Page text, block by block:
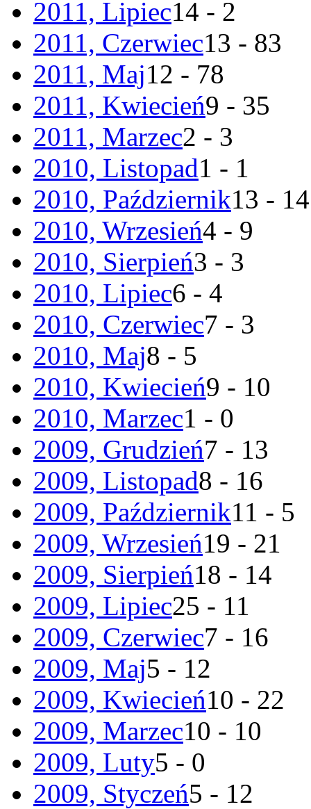
2011, Lipiec14 - 2
2011, Czerwiec13 - 83
2011, Maj12 - 78
2011, Kwiecień9 - 35
2011, Marzec2 - 3
2010, Listopad1 - 1
2010, Październik13 - 14
2010, Wrzesień4 - 9
2010, Sierpień3 - 3
2010, Lipiec6 - 4
2010, Czerwiec7 - 3
2010, Maj8 - 5
2010, Kwiecień9 - 10
2010, Marzec1 - 0
2009, Grudzień7 - 13
2009, Listopad8 - 16
2009, Październik11 - 5
2009, Wrzesień19 - 21
2009, Sierpień18 - 14
2009, Lipiec25 - 11
2009, Czerwiec7 - 16
2009, Maj5 - 12
2009, Kwiecień10 - 22
2009, Marzec10 - 10
2009, Luty5 - 0
2009, Styczeń5 - 12